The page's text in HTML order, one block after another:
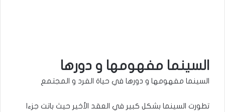
السينما مفهومها و دورها
السينما مفهومها و دورها في حياة الفرد و المجتمع
تطورت السينما بشكل كبير في العقد الأخير حيث باتت جزءا